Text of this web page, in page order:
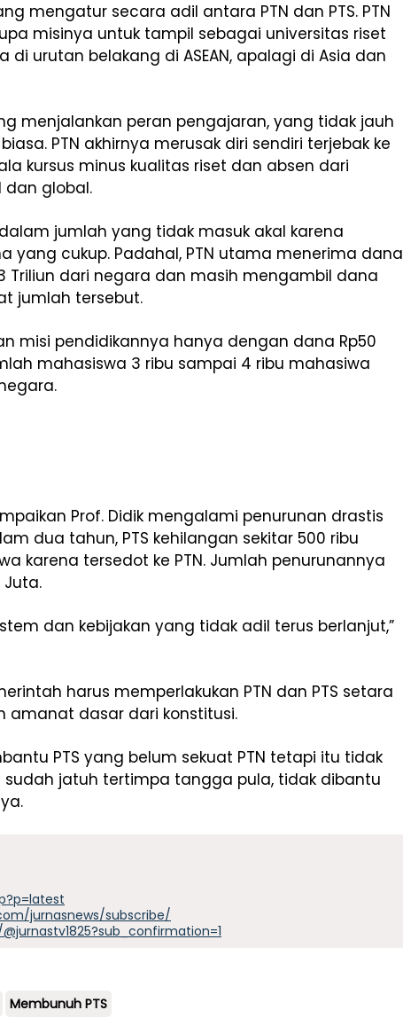
mengatur secara adil antara PTN dan PTS. PTN
misinya untuk tampil sebagai universitas riset
urutan belakang di ASEAN, apalagi di Asia dan
menjalankan peran pengajaran, yang tidak jauh
PTN akhirnya merusak diri sendiri terjebak ke
kursus minus kualitas riset dan absen dari
dan global.
jumlah yang tidak masuk akal karena
yang cukup. Padahal, PTN utama menerima dana
Triliun dari negara dan masih mengambil dana
jumlah tersebut.
misi pendidikannya hanya dengan dana Rp50
mahasiswa 3 ribu sampai 4 ribu mahasiwa
Prof. Didik mengalami penurunan drastis
dua tahun, PTS kehilangan sekitar 500 ribu
karena tersedot ke PTN. Jumlah penurunannya
dan kebijakan yang tidak adil terus berlanjut,”
harus memperlakukan PTN dan PTS setara
amanat dasar dari konstitusi.
PTS yang belum sekuat PTN tetapi itu tidak
sudah jatuh tertimpa tangga pula, tidak dibantu
jurnasnews/subscribe/
Membunuh PTS